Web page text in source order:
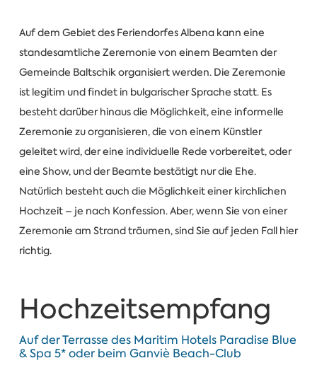
Auf dem Gebiet des Feriendorfes Albena kann eine
standesamtliche Zeremonie von einem Beamten der
Gemeinde Baltschik organisiert werden. Die Zeremonie
ist legitim und findet in bulgarischer Sprache statt. Es
besteht darüber hinaus die Möglichkeit, eine informelle
Zeremonie zu organisieren, die von einem Künstler
geleitet wird, der eine individuelle Rede vorbereitet, oder
eine Show, und der Beamte bestätigt nur die Ehe.
Natürlich besteht auch die Möglichkeit einer kirchlichen
Hochzeit – je nach Konfession. Aber, wenn Sie von einer
Zeremonie am Strand träumen, sind Sie auf jeden Fall hier
richtig.
Hochzeitsempfang
Auf der Terrasse des Maritim Hotels Paradise Blue
& Spa 5* oder beim Ganviè Beach-Club